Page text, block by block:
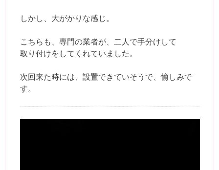
しかし、大がかりな感じ。
こちらも、専門の業者が、二人で手分けして
取り付けをしてくれていました。
次回来た時には、設置できていそうで、愉しみで
す。